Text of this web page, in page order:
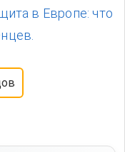
в Европе: что